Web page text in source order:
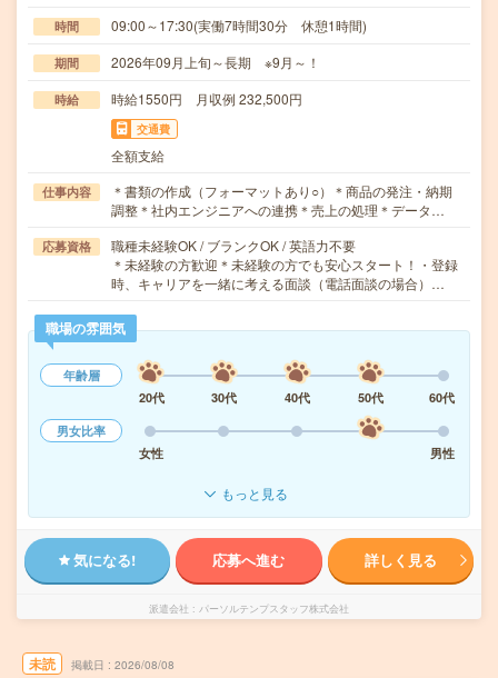
時間 09:00～17:30(実働7時間30分 休憩1時間)
期間 2026年09月上旬～長期 ※9月～！
時給 時給1550円 月収例 232,500円
交通費
全額支給
仕事内容
＊書類の作成（フォーマットあり○）＊商品の発注・納期
調整＊社内エンジニアへの連携＊売上の処理＊データ…
応募資格
職種未経験OK / ブランクOK / 英語力不要
＊未経験の方歓迎＊未経験の方でも安心スタート！・登録
時、キャリアを一緒に考える面談（電話面談の場合）…
職場の雰囲気
年齢層
20代
30代 40代 50代
60代
男女比率
女性
男性
もっと見る
気になる! 応募へ進む 詳しく見る
派遣会社 パーソルテンプスタッフ株式会社
未読 掲載日 2026/08/08